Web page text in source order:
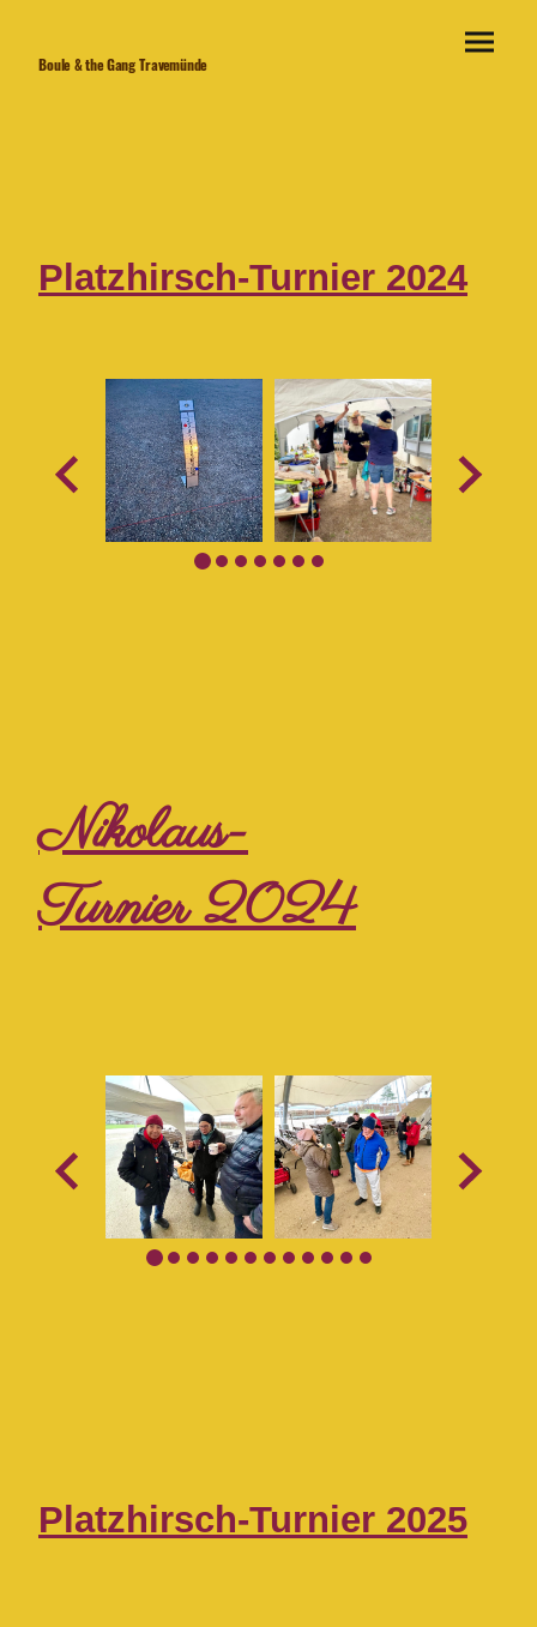
Boule & the Gang Travemünde
Platzhirsch-Turnier 2024
Nikolaus-
Turnier 2024
Platzhirsch-Turnier 2025